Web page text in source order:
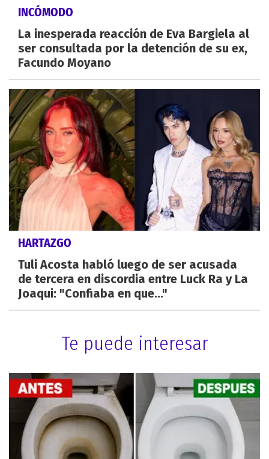
INCÓMODO
La inesperada reacción de Eva Bargiela al
ser consultada por la detención de su ex,
Facundo Moyano
HARTAZGO
Tuli Acosta habló luego de ser acusada
de tercera en discordia entre Luck Ra y La
Joaqui: "Confiaba en que..."
Te puede interesar